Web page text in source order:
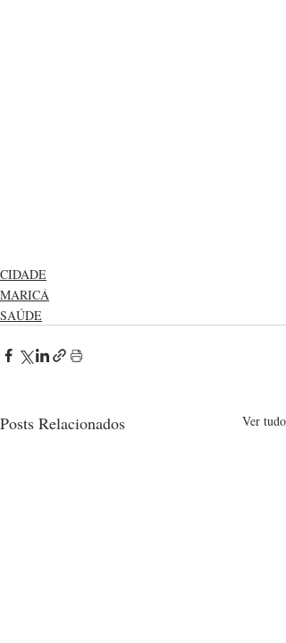
CIDADE
MARICÁ
SAÚDE
Posts Relacionados Ver tudo